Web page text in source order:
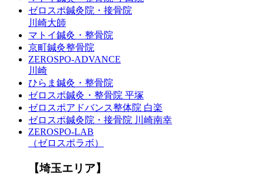
ゼロスポ鍼灸院・接骨院
川崎大師
マトイ鍼灸・整骨院
京町鍼灸整骨院
ZEROSPO-ADVANCE
川崎
ひらま鍼灸・整骨院
ゼロスポ鍼灸・整骨院 平塚
ゼロスポアドバンス整体院 白楽
ゼロスポ鍼灸院・接骨院 川崎南幸
ZEROSPO-LAB
（ゼロスポラボ）
【埼玉エリア】